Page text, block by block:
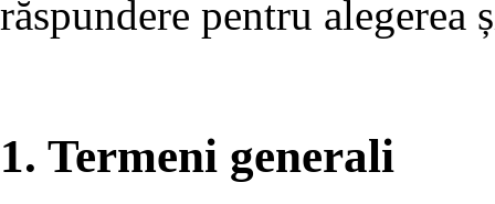
răspundere pentru
1. Termeni generali